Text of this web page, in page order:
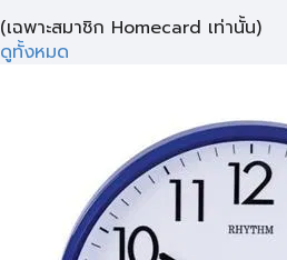
(เฉพาะสมาชิก Homecard เท่านั้น)
ดูทั้งหมด